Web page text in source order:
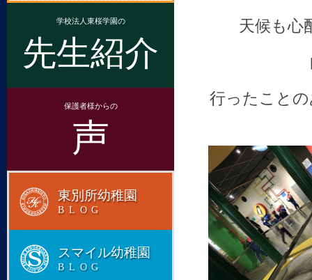
天候も心
行ったこと
学校法人東桜学園の
先生紹介
保護者様からの
声
東別所幼稚園
BLOG
スマイル幼稚園
BLOG